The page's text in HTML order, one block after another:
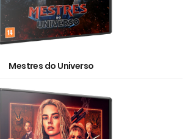
Mestres do Universo